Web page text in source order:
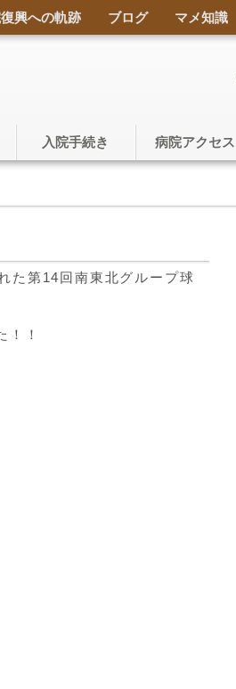
た第14回南東北グループ球
！！
興への軌跡 ブログ マメ知識
入院手続き 病院アクセス